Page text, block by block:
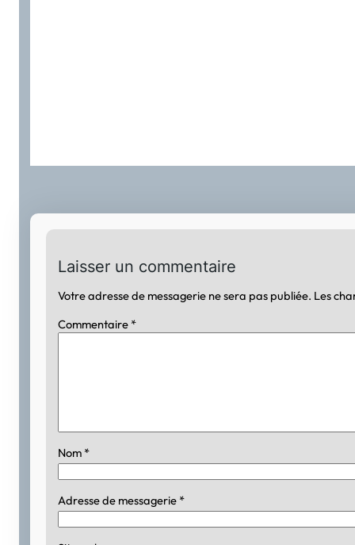
Laisser un commentaire
Votre adresse de messagerie ne sera pas publiée. Les
Commentaire *
Nom *
Adresse de messagerie *